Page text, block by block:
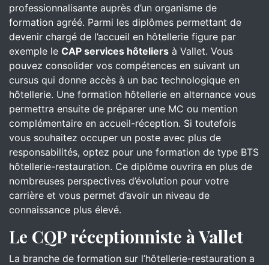
professionnalisante auprès d’un organisme de
formation agréé. Parmi les diplômes permettant de
devenir chargé de l’accueil en hôtellerie figure par
exemple le CAP services hôteliers à Vallet. Vous
pouvez consolider vos compétences en suivant un
cursus qui donne accès à un bac technologique en
hôtellerie. Une formation hôtellerie en alternance vous
permettra ensuite de préparer une MC ou mention
complémentaire en accueil-réception. Si toutefois
vous souhaitez occuper un poste avec plus de
responsabilités, optez pour une formation de type BTS
hôtellerie-restauration. Ce diplôme ouvrira en plus de
nombreuses perspectives d’évolution pour votre
carrière et vous permet d’avoir un niveau de
connaissance plus élevé.
Le CQP réceptionniste à Vallet
La branche de formation sur l’hôtellerie-restauration a